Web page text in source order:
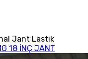
Jant Lastik
18 İNÇ JANT